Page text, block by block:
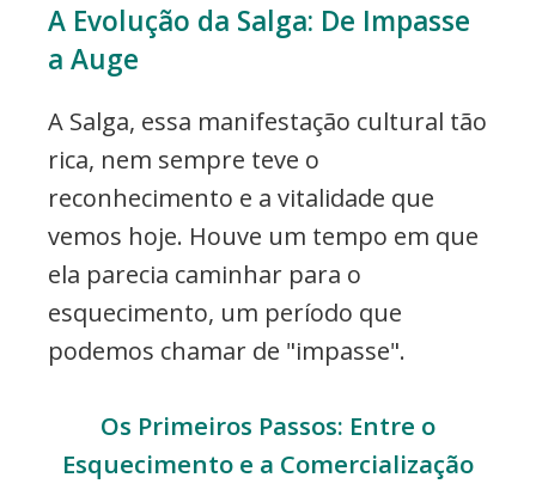
A Evolução da Salga: De Impasse
a Auge
A Salga, essa manifestação cultural tão
rica, nem sempre teve o
reconhecimento e a vitalidade que
vemos hoje. Houve um tempo em que
ela parecia caminhar para o
esquecimento, um período que
podemos chamar de "impasse".
Os Primeiros Passos: Entre o
Esquecimento e a Comercialização